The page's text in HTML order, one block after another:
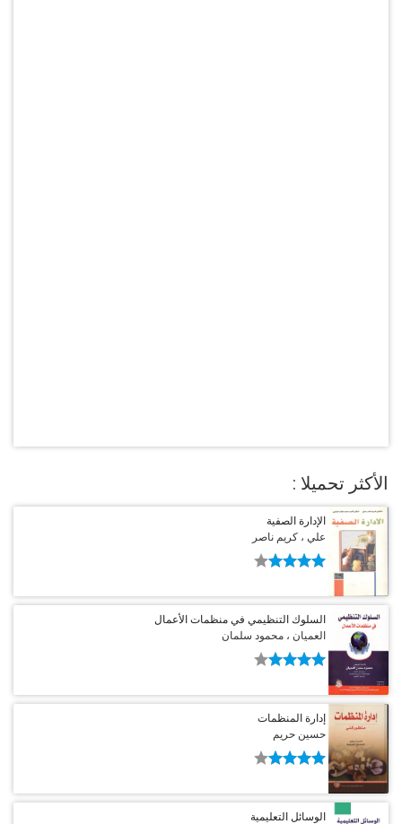
الأكثر تحميلا :
الإدارة الصفية
علي ، كريم ناصر
السلوك التنظيمي في منظمات الأعمال
العميان ، محمود سلمان
إدارة المنظمات
حسين حريم
الوسائل التعليمية